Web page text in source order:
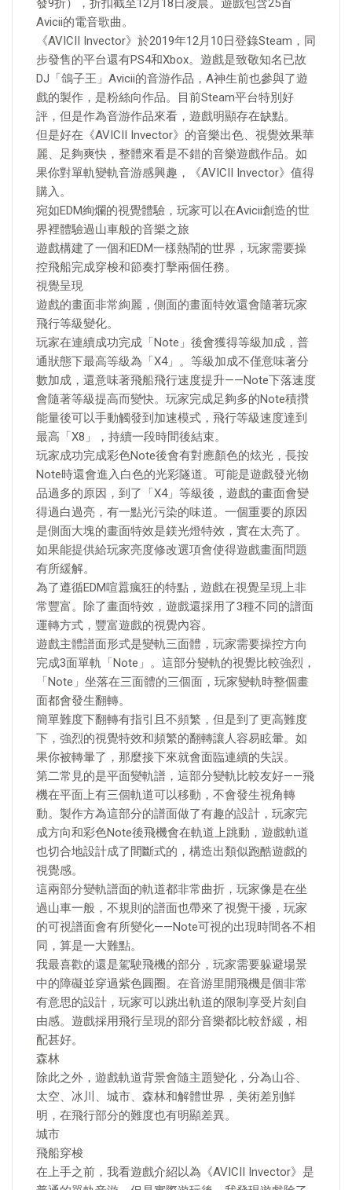
發9折），折扣截至12月18日凌晨。遊戲包含25首
Avicii的電音歌曲。
《AVICII Invector》於2019年12月10日登錄Steam，同
步發售的平台還有PS4和Xbox。遊戲是致敬知名已故
DJ「鴿子王」Avicii的音游作品，A神生前也參與了遊
戲的製作，是粉絲向作品。目前Steam平台特別好
評，但是作為音游作品來看，遊戲明顯存在缺點。
但是好在《AVICII Invector》的音樂出色、視覺效果華
麗、足夠爽快，整體來看是不錯的音樂遊戲作品。如
果你對單軌變軌音游感興趣，《AVICII Invector》值得
購入。
宛如EDM絢爛的視覺體驗，玩家可以在Avicii創造的世
界裡體驗過山車般的音樂之旅
遊戲構建了一個和EDM一樣熱鬧的世界，玩家需要操
控飛船完成穿梭和節奏打擊兩個任務。
視覺呈現
遊戲的畫面非常絢麗，側面的畫面特效還會隨著玩家
飛行等級變化。
玩家在連續成功完成「Note」後會獲得等級加成，普
通狀態下最高等級為「X4」。等級加成不僅意味著分
數加成，還意味著飛船飛行速度提升——Note下落速度
會隨著等級提高而變快。玩家完成足夠多的Note積攢
能量後可以手動觸發到加速模式，飛行等級速度達到
最高「X8」，持續一段時間後結束。
玩家成功完成彩色Note後會有對應顏色的炫光，長按
Note時還會進入白色的光彩隧道。可能是遊戲發光物
品過多的原因，到了「X4」等級後，遊戲的畫面會變
得過白過亮，有一點光污染的味道。一個重要的原因
是側面大塊的畫面特效是鎂光燈特效，實在太亮了。
如果能提供給玩家亮度修改選項會使得遊戲畫面問題
有所緩解。
為了遵循EDM喧囂瘋狂的特點，遊戲在視覺呈現上非
常豐富。除了畫面特效，遊戲還採用了3種不同的譜面
運轉方式，豐富遊戲的視覺內容。
遊戲主體譜面形式是變軌三面體，玩家需要操控方向
完成3面單軌「Note」。這部分變軌的視覺比較強烈，
「Note」坐落在三面體的三個面，玩家變軌時整個畫
面都會發生翻轉。
簡單難度下翻轉有指引且不頻繁，但是到了更高難度
下，強烈的視覺特效和頻繁的翻轉讓人容易眩暈。如
果你被轉暈了，那麼接下來就會面臨連續的失誤。
第二常見的是平面變軌譜，這部分變軌比較友好——飛
機在平面上有三個軌道可以移動，不會發生視角轉
動。製作方為這部分的譜面做了有趣的設計，玩家完
成方向和彩色Note後飛機會在軌道上跳動，遊戲軌道
也切合地設計成了間斷式的，構造出類似跑酷遊戲的
視覺感。
這兩部分變軌譜面的軌道都非常曲折，玩家像是在坐
過山車一般，不規則的譜面也帶來了視覺干擾，玩家
的可視譜面會有所變化——Note可視的出現時間各不相
同，算是一大難點。
我最喜歡的還是駕駛飛機的部分，玩家需要躲避場景
中的障礙並穿過紫色圓圈。在音游里開飛機是個非常
有意思的設計，玩家可以跳出軌道的限制享受片刻自
由感。遊戲採用飛行呈現的部分音樂都比較舒緩，相
配甚好。
森林
除此之外，遊戲軌道背景會隨主題變化，分為山谷、
太空、冰川、城市、森林和解體世界，美術差別鮮
明，在飛行部分的難度也有明顯差異。
城市
飛船穿梭
在上手之前，我看遊戲介紹以為《AVICII Invector》是